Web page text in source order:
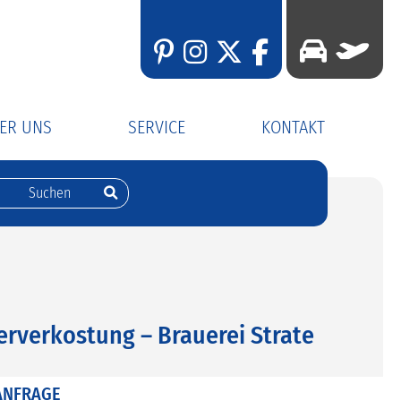
UNS
Katalog
SERVICE
Gutscheine
Newsletter
KONTAKT
Kontaktformular
– Brauerei Strate